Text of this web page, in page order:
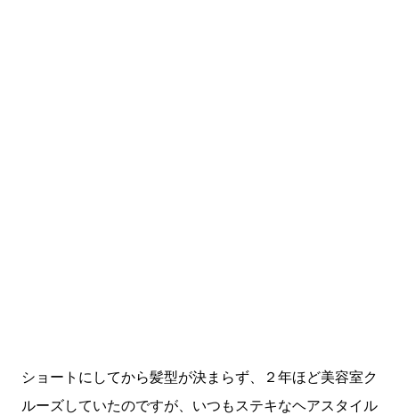
ショートにしてから髪型が決まらず、２年ほど美容室ク
ルーズしていたのですが、いつもステキなヘアスタイル